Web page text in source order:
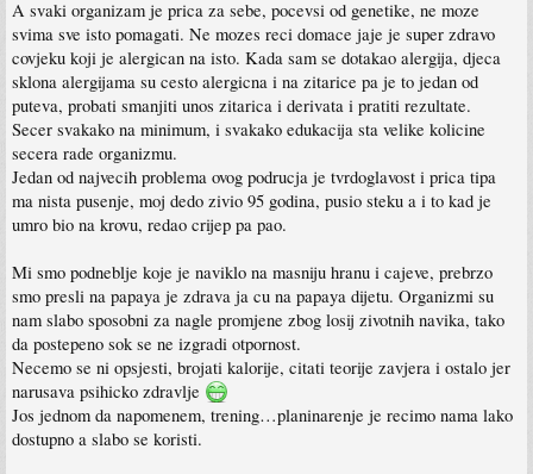
A svaki organizam je prica za sebe, pocevsi od genetike, ne moze
svima sve isto pomagati. Ne mozes reci domace jaje je super zdravo
covjeku koji je alergican na isto. Kada sam se dotakao alergija, djeca
sklona alergijama su cesto alergicna i na zitarice pa je to jedan od
puteva, probati smanjiti unos zitarica i derivata i pratiti rezultate.
Secer svakako na minimum, i svakako edukacija sta velike kolicine
secera rade organizmu.
Jedan od najvecih problema ovog podrucja je tvrdoglavost i prica tipa
ma nista pusenje, moj dedo zivio 95 godina, pusio steku a i to kad je
umro bio na krovu, redao crijep pa pao.
Mi smo podneblje koje je naviklo na masniju hranu i cajeve, prebrzo
smo presli na papaya je zdrava ja cu na papaya dijetu. Organizmi su
nam slabo sposobni za nagle promjene zbog losij zivotnih navika, tako
da postepeno sok se ne izgradi otpornost.
Necemo se ni opsjesti, brojati kalorije, citati teorije zavjera i ostalo jer
narusava psihicko zdravlje
Jos jednom da napomenem, trening…planinarenje je recimo nama lako
dostupno a slabo se koristi.